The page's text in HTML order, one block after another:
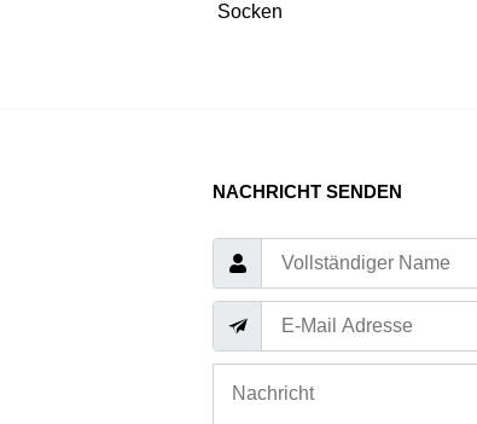
Socken
NACHRICHT SENDEN